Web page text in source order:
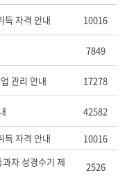
득 자격 안내 10016
7849
관리 안내 17278
42582
득 자격 안내 10016
자 성경수기 제 2526